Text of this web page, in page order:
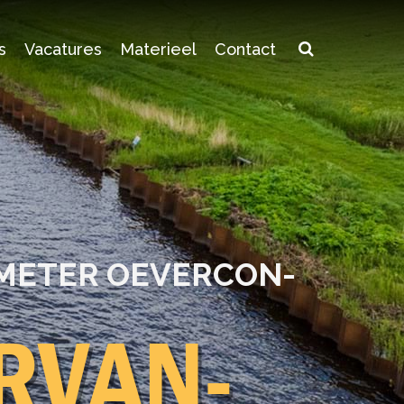
expertises
Vacatures Materieel Contact
OE­VER­CON­